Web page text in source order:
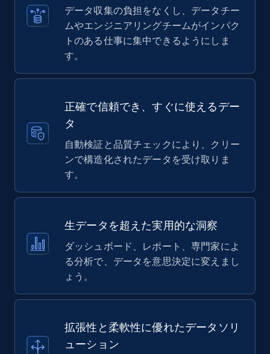
データ収集の負担をなくし、データチー
ムやエンジニアリングチームがインパク
トのある仕事に集中できるようにしま
す。
正確で信頼でき、すぐに使えるデー
タ
自動検証と品質チェックにより、クリー
ンで構造化されたデータを受け取りま
す。
生データを超えた実用的な洞察
ダッシュボード、レポート、専門家によ
る分析で、データを意思決定に変えまし
ょう。
拡張性と柔軟性に優れたデータソリ
ューション